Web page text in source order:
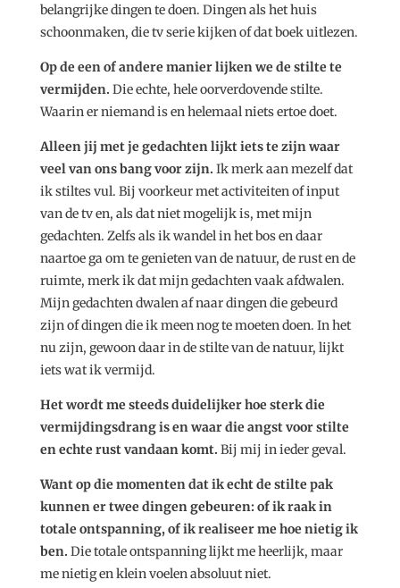
belangrijke dingen te doen. Dingen als het huis
schoonmaken, die tv serie kijken of dat boek uitlezen.
Op de een of andere manier lijken we de stilte te
vermijden. Die echte, hele oorverdovende stilte.
Waarin er niemand is en helemaal niets ertoe doet.
Alleen jij met je gedachten lijkt iets te zijn waar
veel van ons bang voor zijn. Ik merk aan mezelf dat
ik stiltes vul. Bij voorkeur met activiteiten of input
van de tv en, als dat niet mogelijk is, met mijn
gedachten. Zelfs als ik wandel in het bos en daar
naartoe ga om te genieten van de natuur, de rust en de
ruimte, merk ik dat mijn gedachten vaak afdwalen.
Mijn gedachten dwalen af naar dingen die gebeurd
zijn of dingen die ik meen nog te moeten doen. In het
nu zijn, gewoon daar in de stilte van de natuur, lijkt
iets wat ik vermijd.
Het wordt me steeds duidelijker hoe sterk die
vermijdingsdrang is en waar die angst voor stilte
en echte rust vandaan komt. Bij mij in ieder geval.
Want op die momenten dat ik echt de stilte pak
kunnen er twee dingen gebeuren: of ik raak in
totale ontspanning, of ik realiseer me hoe nietig ik
ben. Die totale ontspanning lijkt me heerlijk, maar
me nietig en klein voelen absoluut niet.